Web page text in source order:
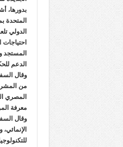
بدورها،
المتحدة
الدولي
المستجد
الدعم
وقال
من
المصري
معرفة
وقال